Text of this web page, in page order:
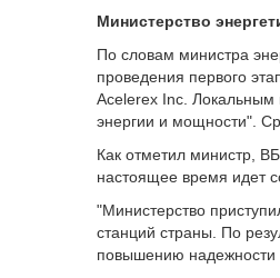
Министерство
По словам министра
проведения первого
Acelerex Inc. Локальным
энергии и мощности".
Как отметил министр,
настоящее время идет
"Министерство
станций страны. По
повышению надежности